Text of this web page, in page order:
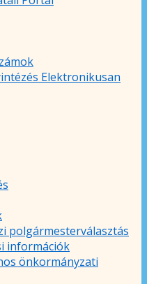
Elektronikusan
polgármesterválasztás
információk
önkormányzati